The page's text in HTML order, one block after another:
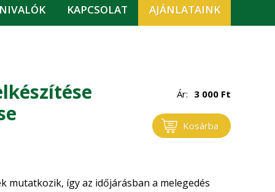
KAPCSOLAT AJÁNLATAINK
Ár: 3 000 Ft
Kosárba
mutatkozik, így az időjárásban a melegedés